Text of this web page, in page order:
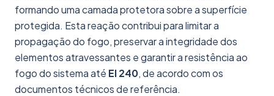
formando uma camada protetora sobre a superfície
protegida. Esta reação contribui para limitar a
propagação do fogo, preservar a integridade dos
elementos atravessantes e garantir a resistência ao
fogo do sistema até EI 240, de acordo com os
documentos técnicos de referência.